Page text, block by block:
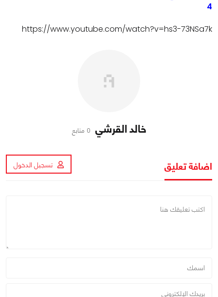
4
https://www.youtube.com/watch?v=hs3-73NSa7k
خالد القرشي 0 متابع
اضافة تعليق تسجيل الدخول